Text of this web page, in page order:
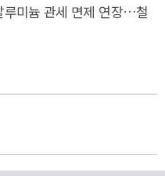
루미늄 관세 면제 연장…철